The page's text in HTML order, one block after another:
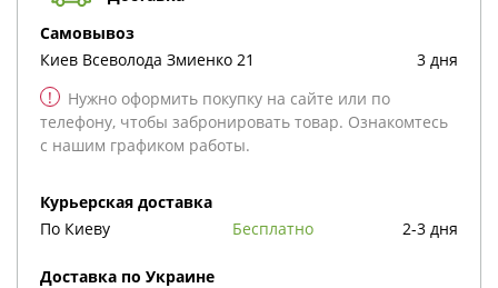
cамовывоз
Киев Всеволода Змиенко 21
3 дня
!
Нужно оформить покупку на сайте или по
телефону, чтобы забронировать товар. Ознакомтесь
с нашим графиком работы.
Курьерская доставка
По Киеву
бесплатно 2-3 дня
Доставка по Украине